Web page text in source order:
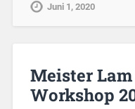
Juni 1, 2020
Meister
Workshop